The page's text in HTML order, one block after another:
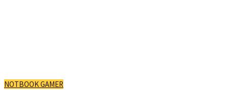
NOTBOOK GAMER